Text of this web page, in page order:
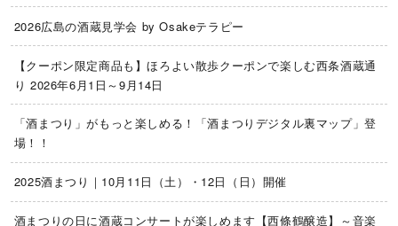
2026広島の酒蔵見学会 by Osakeテラピー
【クーポン限定商品も】ほろよい散歩クーポンで楽しむ西条酒蔵通
り 2026年6月1日～9月14日
「酒まつり」がもっと楽しめる！「酒まつりデジタル裏マップ」登
場！！
2025酒まつり｜10月11日（土）・12日（日）開催
酒まつりの日に酒蔵コンサートが楽しめます【西條鶴醸造】～音楽